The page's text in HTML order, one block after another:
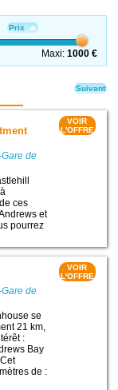
Prix
Maxi: 1000 €
de
ces
et
pourrez
VOIR
L'OFFRE
de
se
21 km,
:
Bay
de :
VOIR
L'OFFRE
Suivant